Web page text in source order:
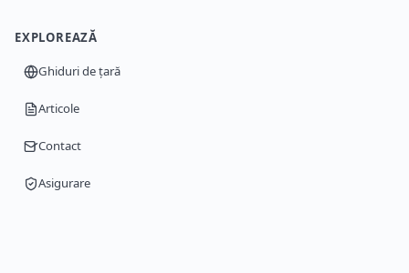
EXPLOREAZĂ
Ghiduri de țară
Articole
Contact
Asigurare